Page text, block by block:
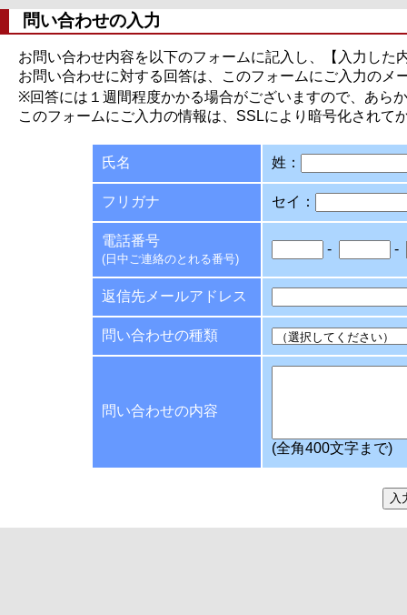
問い合わせの入力
お問い合わせ内容を以下のフォームに記入し、【入力した
お問い合わせに対する回答は、このフォームにご入力のメ
※回答には１週間程度かかる場合がございますので、あら
このフォームにご入力の情報は、SSLにより暗号化されて
氏名 姓：
フリガナ セイ：
電話番号
(日中ご連絡のとれる番号)
- -
返信先メールアドレス
問い合わせの種類
問い合わせの内容
(全角400文字まで)